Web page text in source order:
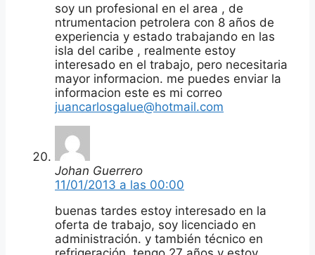
soy un profesional en el area , de
ntrumentacion petrolera con 8 años de
experiencia y estado trabajando en las
isla del caribe , realmente estoy
interesado en el trabajo, pero necesitaria
mayor informacion. me puedes enviar la
informacion este es mi correo
juancarlosgalue@hotmail.com
Johan Guerrero
11/01/2013 a las 00:00
buenas tardes estoy interesado en la
oferta de trabajo, soy licenciado en
administración. y también técnico en